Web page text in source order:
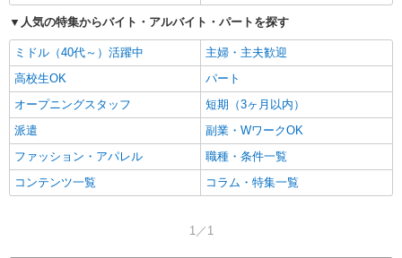
人気の特集からバイト・アルバイト・パートを探す
ミドル（40代～）活躍中
主婦・主夫歓迎
高校生OK
パート
オープニングスタッフ
短期（3ヶ月以内）
派遣
副業・WワークOK
ファッション・アパレル
職種・条件一覧
コンテンツ一覧
コラム・特集一覧
1／1